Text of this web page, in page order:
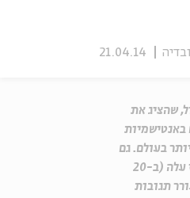
21.04.14
שהציג את
באנטישמיות
בעולם. גם
היום, 30 שנה ואלפי הצגות מאז עלה (ב-20
תגובות